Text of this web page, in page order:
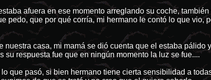
afuera en ese momento arreglando su coche,
pedo, que por qué corría, mi hermano le contó lo que vio,
nuestra casa, mi mamá se dió cuenta que el estaba
su respuesta fue que en ningún momento la luz se fue....
que pasó, si bien hermano tiene cierta sensibilidad a